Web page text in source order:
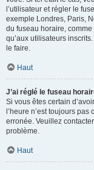
l’utilisateur et régler le
exemple Londres, Paris,
du fuseau horaire,
qu’aux utilisateurs
le faire.
Haut
J’ai réglé le fuseau
Si vous êtes certain
l’heure n’est toujours
erronée. Veuillez
problème.
Haut